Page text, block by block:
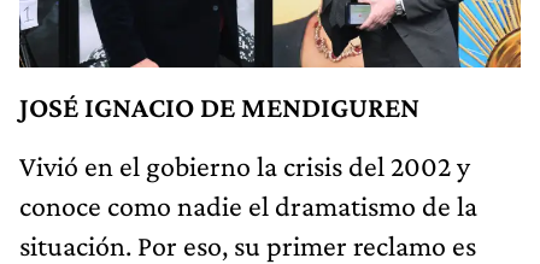
JOSÉ IGNACIO DE MENDIGUREN
Vivió en el gobierno la crisis del 2002 y
conoce como nadie el dramatismo de la
situación. Por eso, su primer reclamo es